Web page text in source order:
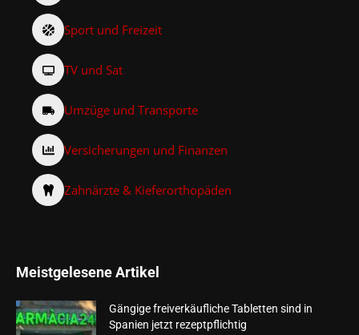
Sport und Freizeit
TV und Sat
Umzüge und Transporte
Versicherungen und Finanzen
Zahnärzte & Kieferorthopäden
Meistgelesene Artikel
Gängige freiverkäufliche Tabletten sind in
Spanien jetzt rezeptpflichtig